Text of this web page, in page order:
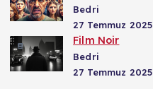
Bedri
27 Temmuz 2025
Film Noir
Bedri
27 Temmuz 2025